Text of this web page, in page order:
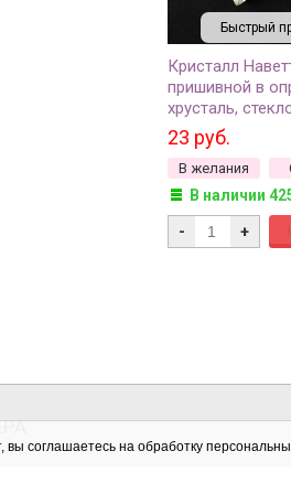
вы соглашаетесь на обработку
Быстрый
Кристалл
пришивной в
хрусталь,
2шт
23 руб.
В желания
В наличии
- +